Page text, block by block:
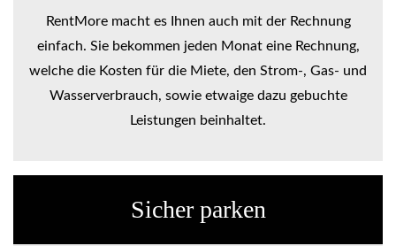
RentMore macht es Ihnen auch mit der Rechnung
einfach. Sie bekommen jeden Monat eine Rechnung,
welche die Kosten für die Miete, den Strom-, Gas- und
Wasserverbrauch, sowie etwaige dazu gebuchte
Leistungen beinhaltet.
Sicher parken